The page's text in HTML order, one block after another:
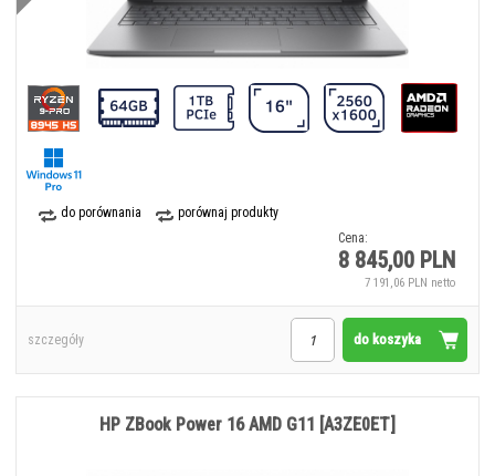
do porównania
porównaj produkty
Cena:
8 845,00 PLN
7 191,06 PLN netto
do koszyka
szczegóły
HP ZBook Power 16 AMD G11 [A3ZE0ET]